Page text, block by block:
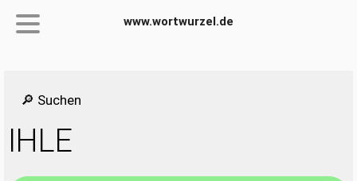
www.wortwurzel.de
🔎 Suchen
IHLE